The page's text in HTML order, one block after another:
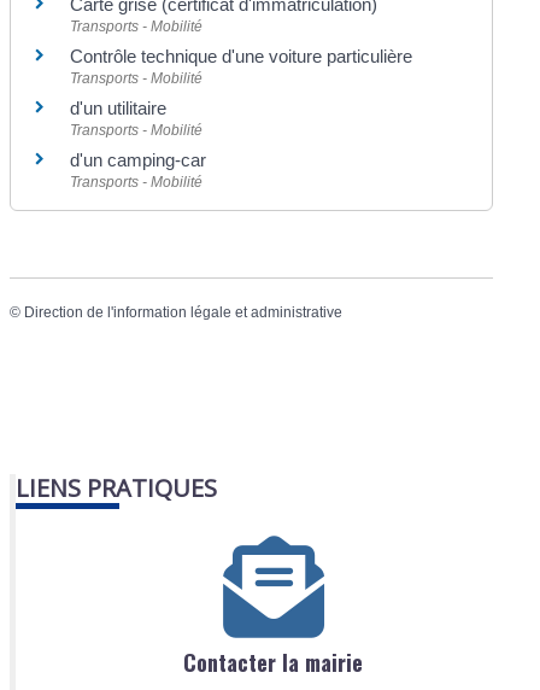
Carte grise (certificat d'immatriculation)
Transports - Mobilité
Contrôle technique d'une voiture particulière
Transports - Mobilité
d'un utilitaire
Transports - Mobilité
d'un camping-car
Transports - Mobilité
© Direction de l'information légale et administrative
LIENS PRATIQUES
Contacter la mairie